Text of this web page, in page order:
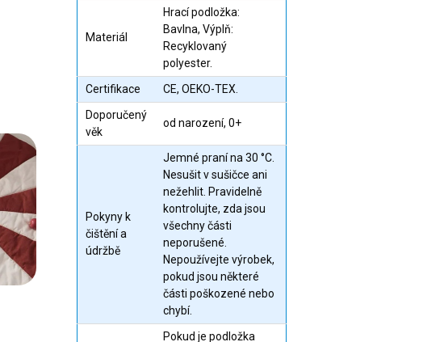
Materiál
Hrací podložka:
Bavlna, Výplň:
Recyklovaný
polyester.
Certifikace
CE, OEKO-TEX.
Doporučený
věk
od narození, 0+
Pokyny k
čištění a
údržbě
Jemné praní na 30 °C.
Nesušit v sušičce ani
nežehlit. Pravidelně
kontrolujte, zda jsou
všechny části
neporušené.
Nepoužívejte výrobek,
pokud jsou některé
části poškozené nebo
chybí.
Pokud je podložka